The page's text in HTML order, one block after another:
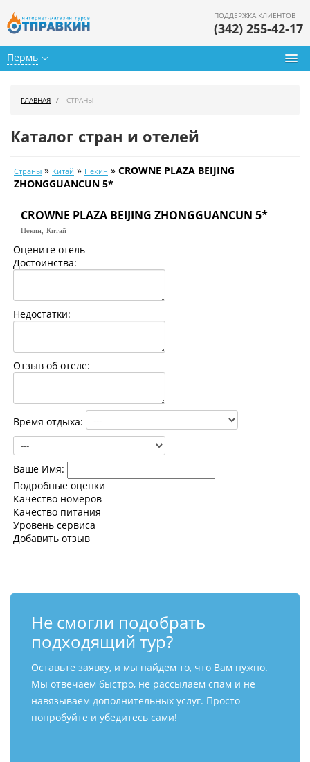
Пермь
ПОДДЕРЖКА КЛИЕНТОВ
(342) 255-42-17
Календарь туров
Страны
Как купить
Контакты
ГЛАВНАЯ СТРАНЫ
Каталог стран и отелей
Страны » Китай » Пекин » CROWNE PLAZA BEIJING
ZHONGGUANCUN 5*
CROWNE PLAZA BEIJING ZHONGGUANCUN 5*
Пекин, Китай
Оцените отель
Достоинства:
Недостатки:
Отзыв об отеле:
Время отдыха:
Ваше Имя:
Подробные оценки
Качество номеров
Качество питания
Уровень сервиса
Добавить отзыв
Не смогли подобрать
подходящий тур?
Оставьте заявку, и мы найдем то, что Вам нужно.
Мы отвечаем быстро, не рассылаем спам и не
навязываем дополнительных услуг. Просто
попробуйте и убедитесь сами!